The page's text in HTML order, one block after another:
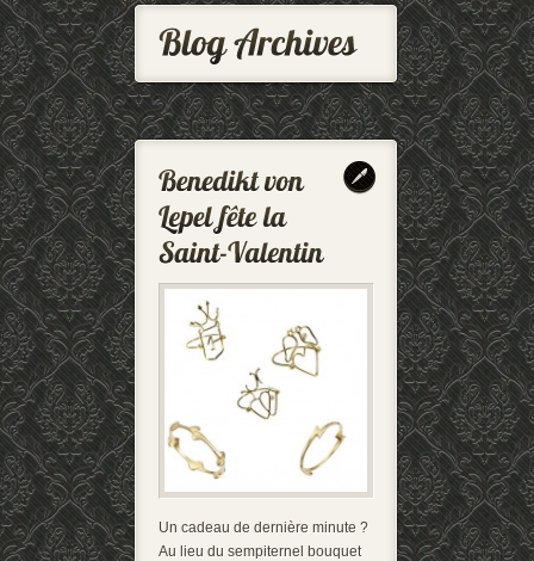
Un cadeau de dernière minute ?
Au lieu du sempiternel bouquet